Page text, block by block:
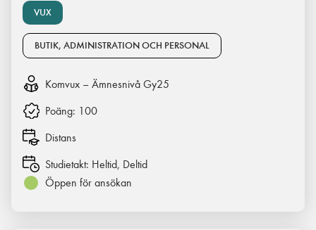
VUX
BUTIK, ADMINISTRATION OCH PERSONAL
Komvux – Ämnesnivå Gy25
Poäng: 100
Distans
Studietakt: Heltid, Deltid
Öppen för ansökan